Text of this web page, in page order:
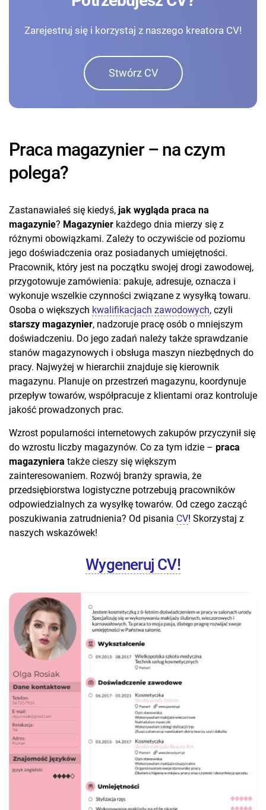
Zarejestruj się i korzystaj z naszego kreatora CV!
Stwórz CV
Praca magazynier – na czym
polega?
Zastanawiałeś się kiedyś, jak wygląda praca na
magazynie? Magazynier każdego dnia mierzy się z
różnymi obowiązkami. Zależy to oczywiście od poziomu
jego doświadczenia oraz posiadanych umiejętności.
Pracownik, który jest na początku swojej drogi zawodowej,
przygotowuje zamówienia: pakuje, adresuje, oznacza i
wykonuje wszelkie czynności związane z wysyłką towaru.
Osoba o większych kwalifikacjach zawodowych, czyli
starszy magazynier, nadzoruje pracę osób o mniejszym
doświadczeniu. Do jego zadań należy także sprawdzanie
stanów magazynowych i obsługa maszyn niezbędnych do
pracy. Najwyżej w hierarchii znajduje się kierownik
magazynu. Planuje on przestrzeń magazynu, koordynuje
przepływ towarów, współpracuje z klientami oraz kontroluje
jakość prowadzonych prac.
Wzrost popularności internetowych zakupów przyczynił się
do wzrostu liczby magazynów. Co za tym idzie – praca
magazyniera także cieszy się większym
zainteresowaniem. Rozwój branży sprawia, że
przedsiębiorstwa logistyczne potrzebują pracowników
odpowiedzialnych za wysyłkę towarów. Od czego zacząć
poszukiwania zatrudnienia? Od pisania CV! Skorzystaj z
naszych wskazówek!
Wygeneruj CV!